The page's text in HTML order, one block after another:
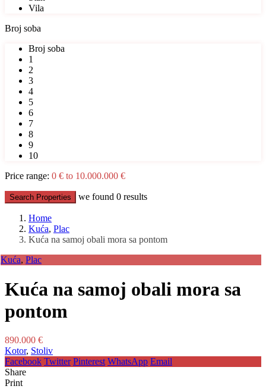
Vila
Broj soba
Broj soba
1
2
3
4
5
6
7
8
9
10
Price range: 0 € to 10.000.000 €
Search Properties we found 0 results
Home
Kuća, Plac
Kuća na samoj obali mora sa pontom
Kuća, Plac
Kuća na samoj obali mora sa
pontom
890.000 €
Kotor, Stoliv
Facebook Twitter Pinterest WhatsApp Email
Share
Print